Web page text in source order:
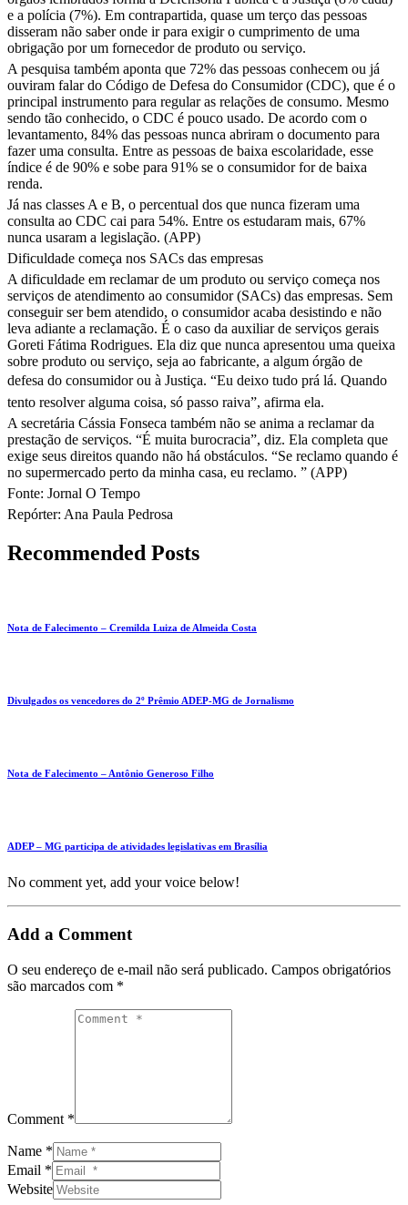
e a polícia (7%). Em contrapartida, quase um terço das pessoas
disseram não saber onde ir para exigir o cumprimento de uma
obrigação por um fornecedor de produto ou serviço.
A pesquisa também aponta que 72% das pessoas conhecem ou já
ouviram falar do Código de Defesa do Consumidor (CDC), que é o
principal instrumento para regular as relações de consumo. Mesmo
sendo tão conhecido, o CDC é pouco usado. De acordo com o
levantamento, 84% das pessoas nunca abriram o documento para
fazer uma consulta. Entre as pessoas de baixa escolaridade, esse
índice é de 90% e sobe para 91% se o consumidor for de baixa
renda.
Já nas classes A e B, o percentual dos que nunca fizeram uma
consulta ao CDC cai para 54%. Entre os estudaram mais, 67%
nunca usaram a legislação. (APP)
Dificuldade começa nos SACs das empresas
A dificuldade em reclamar de um produto ou serviço começa nos
serviços de atendimento ao consumidor (SACs) das empresas. Sem
conseguir ser bem atendido, o consumidor acaba desistindo e não
leva adiante a reclamação. É o caso da auxiliar de serviços gerais
Goreti Fátima Rodrigues. Ela diz que nunca apresentou uma queixa
sobre produto ou serviço, seja ao fabricante, a algum órgão de
defesa do consumidor ou à Justiça. “Eu deixo tudo prá lá. Quando
tento resolver alguma coisa, só passo raiva”, afirma ela.
A secretária Cássia Fonseca também não se anima a reclamar da
prestação de serviços. “É muita burocracia”, diz. Ela completa que
exige seus direitos quando não há obstáculos. “Se reclamo quando é
no supermercado perto da minha casa, eu reclamo. ” (APP)
Fonte: Jornal O Tempo
Repórter: Ana Paula Pedrosa
Recommended Posts
Nota de Falecimento – Cremilda Luiza de Almeida Costa
Divulgados os vencedores do 2º Prêmio ADEP-MG de Jornalismo
Nota de Falecimento – Antônio Generoso Filho
ADEP – MG participa de atividades legislativas em Brasília
No comment yet, add your voice below!
Add a Comment
O seu endereço de e-mail não será publicado. Campos obrigatórios
são marcados com *
Comment *
Name *
Email *
Website